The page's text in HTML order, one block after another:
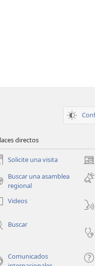
directos
Solicite una visita
(abre
una
Buscar una asamblea
regional
Videos
Buscar
Comunicados